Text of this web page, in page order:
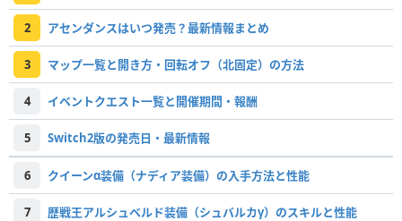
2 アセンダンスはいつ発売？最新情報まとめ
3 マップ一覧と開き方・回転オフ（北固定）の方法
4 イベントクエスト一覧と開催期間・報酬
5 Switch2版の発売日・最新情報
6 クイーンα装備（ナディア装備）の入手方法と性能
7 歴戦王アルシュベルド装備（シュバルカγ）のスキルと性能